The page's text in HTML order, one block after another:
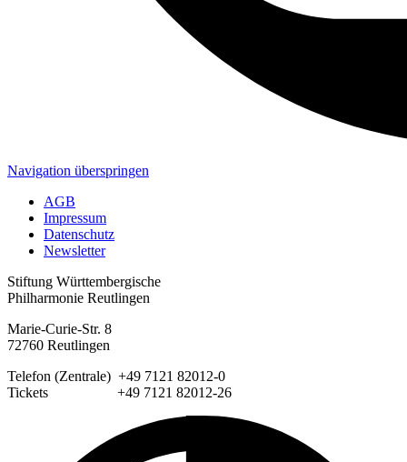
Navigation überspringen
AGB
Impressum
Datenschutz
Newsletter
Stiftung Württembergische
Philharmonie Reutlingen
Marie-Curie-Str. 8
72760 Reutlingen
Telefon (Zentrale) +49 7121 82012-0
Tickets +49 7121 82012-26